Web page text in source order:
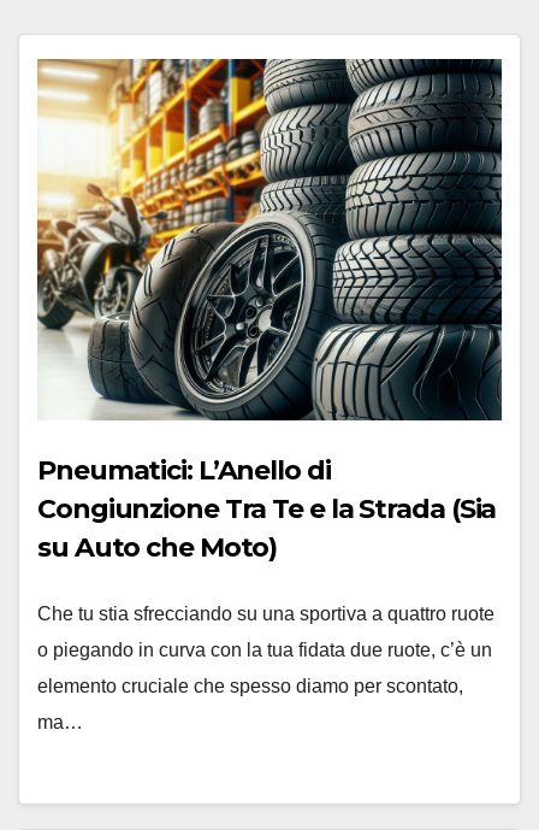
Pneumatici: L’Anello di
Congiunzione Tra Te e la Strada (Sia
su Auto che Moto)
Che tu stia sfrecciando su una sportiva a quattro ruote
o piegando in curva con la tua fidata due ruote, c’è un
elemento cruciale che spesso diamo per scontato,
ma…